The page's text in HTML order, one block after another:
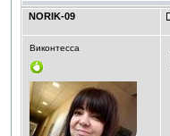
NORIK-09
Виконтесса